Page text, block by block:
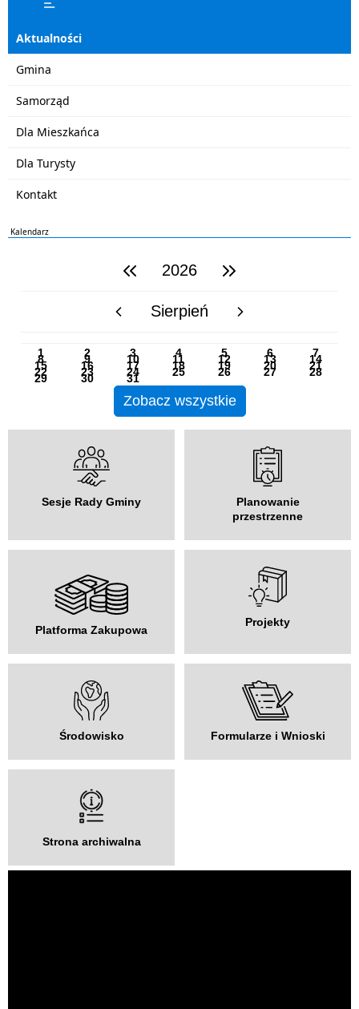
Aktualności
Gmina
Samorząd
Dla Mieszkańca
Dla Turysty
Kontakt
Kalendarz
poprzedni rok2026 następny rok
poprzedni miesiącSierpień następny miesiąc
1 2 3 4 5 6 7
8 9 10 11 12 13 14
15 16 17 18 19 20 21
22 23 24 25 26 27 28
29 30 31
Zobacz wszystkie
Sesje Rady Gminy
Planowanie
przestrzenne
Platforma Zakupowa
Projekty
Środowisko Formularze i Wnioski
Strona archiwalna